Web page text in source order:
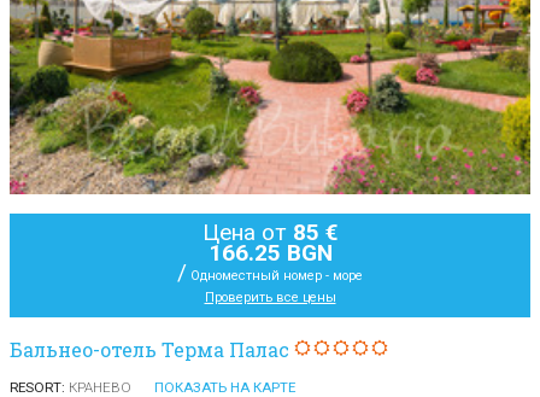
Цена от 85 €
166.25 BGN
/ Одноместный номер - море
Проверить все цены
Бальнео-отель Терма Палас
RESORT: КРАНЕВО ПОКАЗАТЬ НА КАРТЕ